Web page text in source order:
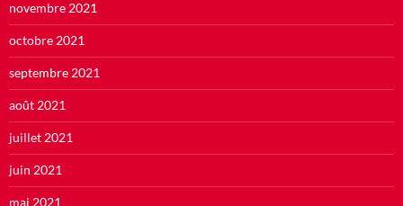
novembre 2021
octobre 2021
septembre 2021
août 2021
juillet 2021
juin 2021
mai 2021